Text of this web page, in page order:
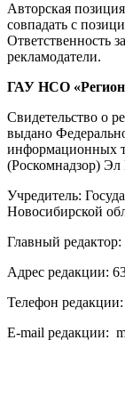
Авторская
совпадать с
Ответственность
рекламодатели.
ГАУ НСО
Свидетельство о
выдано
информационных
(Роскомнадзор)
Учредитель:
Новосибирской
Главный
Адрес редакции:
Телефон
E-mail редакции: